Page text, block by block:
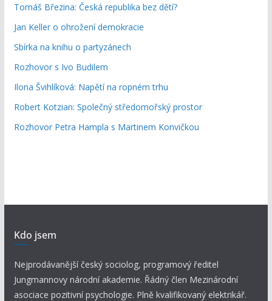
Tomáš Březina: Česká republika bez dětí?
Jan Keller o ohrožení demokracie
Sbírka na knihu o partyzánech
Rozhovor s Ivo Budilem
Ilona Švihlíková: Napětí na ropném trhu
Robert Kotzian: Společný středomořský prostor
Rozhovor Petra Hampla s Martinem Konvičkou
Kdo jsem
Nejprodávanější český sociolog, programový ředitel
Jungmannovy národní akademie. Řádný člen Mezinárodní
asociace pozitivní psychologie. Plně kvalifikovaný elektrikář.